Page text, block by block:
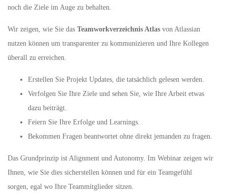
noch die Ziele im Auge zu behalten.
Wir zeigen, wie Sie das Teamworkverzeichnis Atlas von Atlassian
nutzen können um transparenter zu kommunizieren und Ihre Kollegen
überall zu erreichen.
Erstellen Sie Projekt Updates, die tatsächlich gelesen werden.
Verfolgen Sie Ihre Ziele und sehen Sie, wie Ihre Arbeit etwas
dazu beiträgt.
Feiern Sie Ihre Erfolge und Learnings.
Bekommen Fragen beantwortet ohne direkt jemanden zu fragen.
Das Grundprinzip ist Alignment und Autonomy. Im Webinar zeigen wir
Ihnen, wie Sie dies sicherstellen können und für ein Teamgefühl
sorgen, egal wo Ihre Teammitglieder sitzen.